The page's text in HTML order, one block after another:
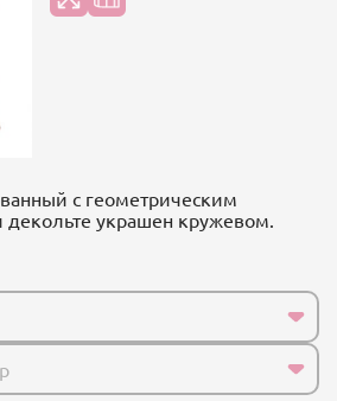
с геометрическим
украшен кружевом.